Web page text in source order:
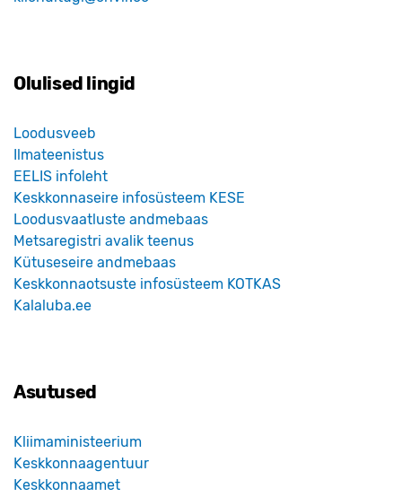
Olulised lingid
Loodusveeb
Ilmateenistus
EELIS infoleht
Keskkonnaseire infosüsteem KESE
Loodusvaatluste andmebaas
Metsaregistri avalik teenus
Kütuseseire andmebaas
Keskkonnaotsuste infosüsteem KOTKAS
Kalaluba.ee
Asutused
Kliimaministeerium
Keskkonnaagentuur
Keskkonnaamet